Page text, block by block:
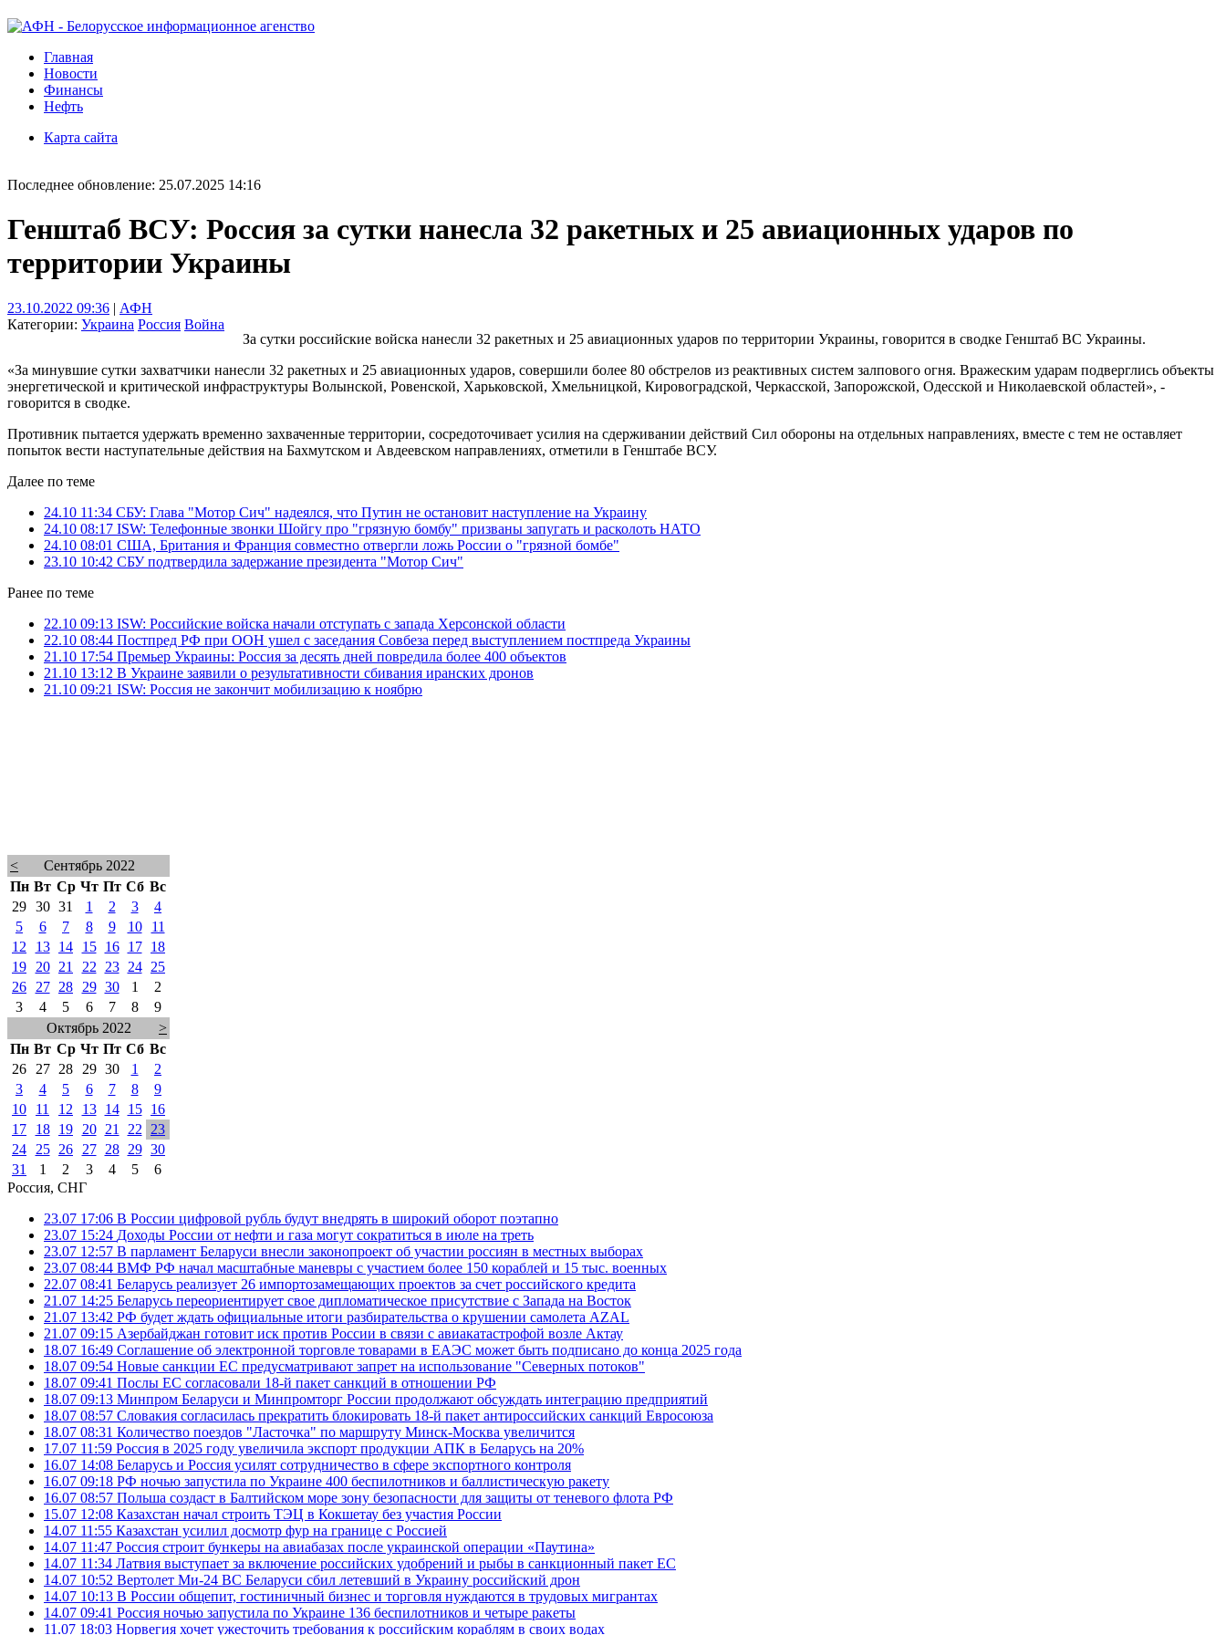
Главная
Новости
Финансы
Нефть
Карта сайта
Последнее обновление: 25.07.2025 14:16
Генштаб ВСУ: Россия за сутки нанесла 32 ракетных и 25 авиационных ударов по
территории Украины
23.10.2022 09:36 | АФН
Категории: Украина Россия Война
За сутки российские войска нанесли 32 ракетных и 25 авиационных ударов по территории Украины, говорится в сводке Генштаб ВС Украины.
«За минувшие сутки захватчики нанесли 32 ракетных и 25 авиационных ударов, совершили более 80 обстрелов из реактивных систем залпового огня. Вражеским ударам подверглись объекты
энергетической и критической инфраструктуры Волынской, Ровенской, Харьковской, Хмельницкой, Кировоградской, Черкасской, Запорожской, Одесской и Николаевской областей», -
говорится в сводке.
Противник пытается удержать временно захваченные территории, сосредоточивает усилия на сдерживании действий Сил обороны на отдельных направлениях, вместе с тем не оставляет
попыток вести наступательные действия на Бахмутском и Авдеевском направлениях, отметили в Генштабе ВСУ.
Далее по теме
24.10 11:34 СБУ: Глава "Мотор Сич" надеялся, что Путин не остановит наступление на Украину
24.10 08:17 ISW: Телефонные звонки Шойгу про "грязную бомбу" призваны запугать и расколоть НАТО
24.10 08:01 США, Британия и Франция совместно отвергли ложь России о "грязной бомбе"
23.10 10:42 СБУ подтвердила задержание президента "Мотор Сич"
Ранее по теме
22.10 09:13 ISW: Российские войска начали отступать с запада Херсонской области
22.10 08:44 Постпред РФ при ООН ушел с заседания Совбеза перед выступлением постпреда Украины
21.10 17:54 Премьер Украины: Россия за десять дней повредила более 400 объектов
21.10 13:12 В Украине заявили о результативности сбивания иранских дронов
21.10 09:21 ISW: Россия не закончит мобилизацию к ноябрю
<
Сентябрь 2022
Пн Вт Ср Чт Пт Сб Вс
29 30 31 1 2 3
4
5
6 7 8 9 10
11
12
13 14 15 16 17
18
19
20 21 22 23 24
25
26
27 28 29 30 1
2
3
4 5 6 7 8
9
Октябрь 2022
>
Пн Вт Ср Чт Пт Сб Вс
26
27 28 29 30 1
2
3
4 5 6 7 8
9
10
11 12 13 14 15
16
17
18 19 20 21 22
23
24
25 26 27 28 29 30
31
1 2 3 4 5
6
Россия, СНГ
23.07 17:06 В России цифровой рубль будут внедрять в широкий оборот поэтапно
23.07 15:24 Доходы России от нефти и газа могут сократиться в июле на треть
23.07 12:57 В парламент Беларуси внесли законопроект об участии россиян в местных выборах
23.07 08:44 ВМФ РФ начал масштабные маневры с участием более 150 кораблей и 15 тыс. военных
22.07 08:41 Беларусь реализует 26 импортозамещающих проектов за счет российского кредита
21.07 14:25 Беларусь переориентирует свое дипломатическое присутствие с Запада на Восток
21.07 13:42 РФ будет ждать официальные итоги разбирательства о крушении самолета AZAL
21.07 09:15 Азербайджан готовит иск против России в связи с авиакатастрофой возле Актау
18.07 16:49 Соглашение об электронной торговле товарами в ЕАЭС может быть подписано до конца 2025 года
18.07 09:54 Новые санкции ЕС предусматривают запрет на использование "Северных потоков"
18.07 09:41 Послы ЕС согласовали 18-й пакет санкций в отношении РФ
18.07 09:13 Минпром Беларуси и Минпромторг России продолжают обсуждать интеграцию предприятий
18.07 08:57 Словакия согласилась прекратить блокировать 18-й пакет антироссийских санкций Евросоюза
18.07 08:31 Количество поездов "Ласточка" по маршруту Минск-Москва увеличится
17.07 11:59 Россия в 2025 году увеличила экспорт продукции АПК в Беларусь на 20%
16.07 14:08 Беларусь и Россия усилят сотрудничество в сфере экспортного контроля
16.07 09:18 РФ ночью запустила по Украине 400 беспилотников и баллистическую ракету
16.07 08:57 Польша создаст в Балтийском море зону безопасности для защиты от теневого флота РФ
15.07 12:08 Казахстан начал строить ТЭЦ в Кокшетау без участия России
14.07 11:55 Казахстан усилил досмотр фур на границе с Россией
14.07 11:47 Россия строит бункеры на авиабазах после украинской операции «Паутина»
14.07 11:34 Латвия выступает за включение российских удобрений и рыбы в санкционный пакет ЕС
14.07 10:52 Вертолет Ми-24 ВС Беларуси сбил летевший в Украину российский дрон
14.07 10:13 В России общепит, гостиничный бизнес и торговля нуждаются в трудовых мигрантах
14.07 09:41 Россия ночью запустила по Украине 136 беспилотников и четыре ракеты
11.07 18:03 Норвегия хочет ужесточить требования к российским кораблям в своих водах